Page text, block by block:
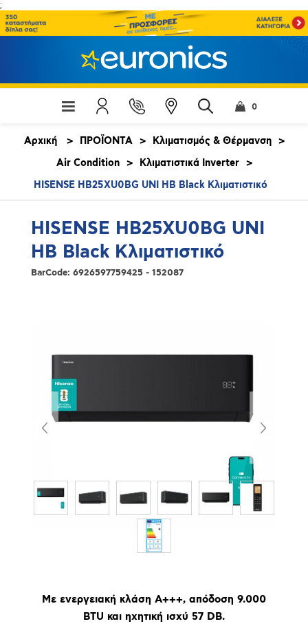
;
0
Αρχική > ΠΡΟΪΟΝΤΑ > Κλιματισμός & Θέρμανση >
Air Condition > Κλιματιστικά Inverter >
HISENSE HB25XU0BG UNI HB Black Κλιματιστικό
HISENSE HB25XU0BG UNI
HB Black Κλιματιστικό
BarCode: 6926597759425 - 152087
Με ενεργειακή κλάση Α+++, απόδοση 9.000
BTU και ηχητική ισχύ 57 DB.